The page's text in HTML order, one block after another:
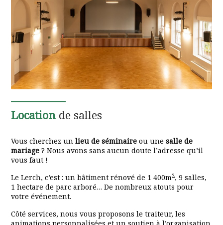
Location de salles
Vous cherchez un lieu de séminaire ou une salle de
mariage ? Nous avons sans aucun doute l’adresse qu’il
vous faut !
Le Lerch, c’est : un bâtiment rénové de 1 400m2, 9 salles,
1 hectare de parc arboré… De nombreux atouts pour
votre événement.
Côté services, nous vous proposons le traiteur, les